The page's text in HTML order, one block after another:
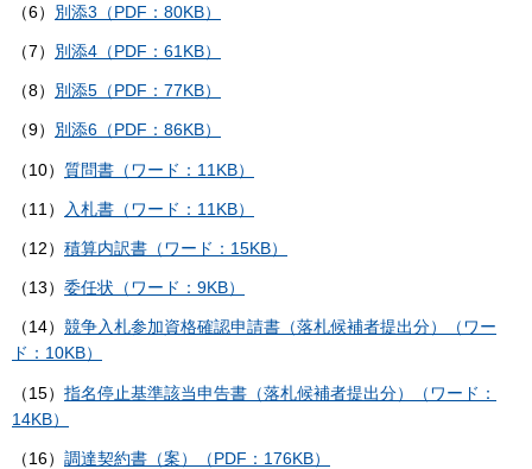
（6） 別添3（PDF：80KB）
（7） 別添4（PDF：61KB）
（8） 別添5（PDF：77KB）
（9） 別添6（PDF：86KB）
（10） 質問書（ワード：11KB）
（11） 入札書（ワード：11KB）
（12） 積算内訳書（ワード：15KB）
（13） 委任状（ワード：9KB）
（14） 競争入札参加資格確認申請書（落札候補者提出分）（ワー
ド：10KB）
（15） 指名停止基準該当申告書（落札候補者提出分）（ワード：
14KB）
（16） 調達契約書（案）（PDF：176KB）